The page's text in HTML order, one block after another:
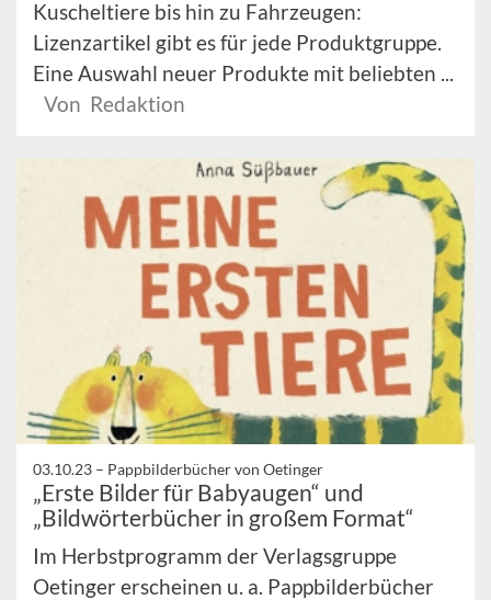
Kuscheltiere bis hin zu Fahrzeugen:
Lizenzartikel gibt es für jede Produktgruppe.
Eine Auswahl neuer Produkte mit beliebten ...
Von Redaktion
03.10.23 – Pappbilderbücher von Oetinger
„Erste Bilder für Babyaugen“ und
„Bildwörterbücher in großem Format“
Im Herbstprogramm der Verlagsgruppe
Oetinger erscheinen u. a. Pappbilderbücher